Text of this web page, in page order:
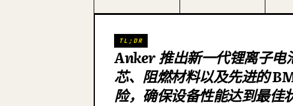
TL;DR
Anker 推出新一代锂离子电
芯、阻燃材料以及先进的
险，确保设备性能达到最佳